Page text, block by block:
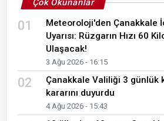
Çok Okunanlar
01
Meteoroloji'den Çanakkale
Uyarısı: Rüzgarın Hızı 60
Ulaşacak!
3 Ağu 2026 - 16:15
02
Çanakkale Valiliği 3 günlük
kararını duyurdu
4 Ağu 2026 - 15:43